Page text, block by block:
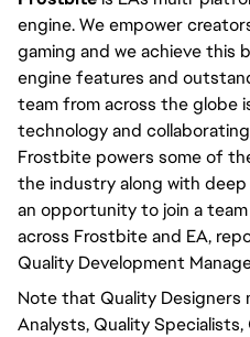
engine. We empower
gaming and we achieve this
engine features and
team from across the globe
technology and
Frostbite powers some of
the industry along with deep
an opportunity to join a
across Frostbite and EA,
Quality Development
Note that Quality Designers
Analysts, Quality